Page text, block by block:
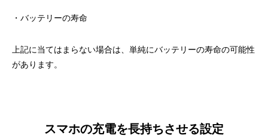
・バッテリーの寿命
上記に当てはまらない場合は、単純にバッテリーの寿命の可能性
があります。
スマホの充電を長持ちさせる設定